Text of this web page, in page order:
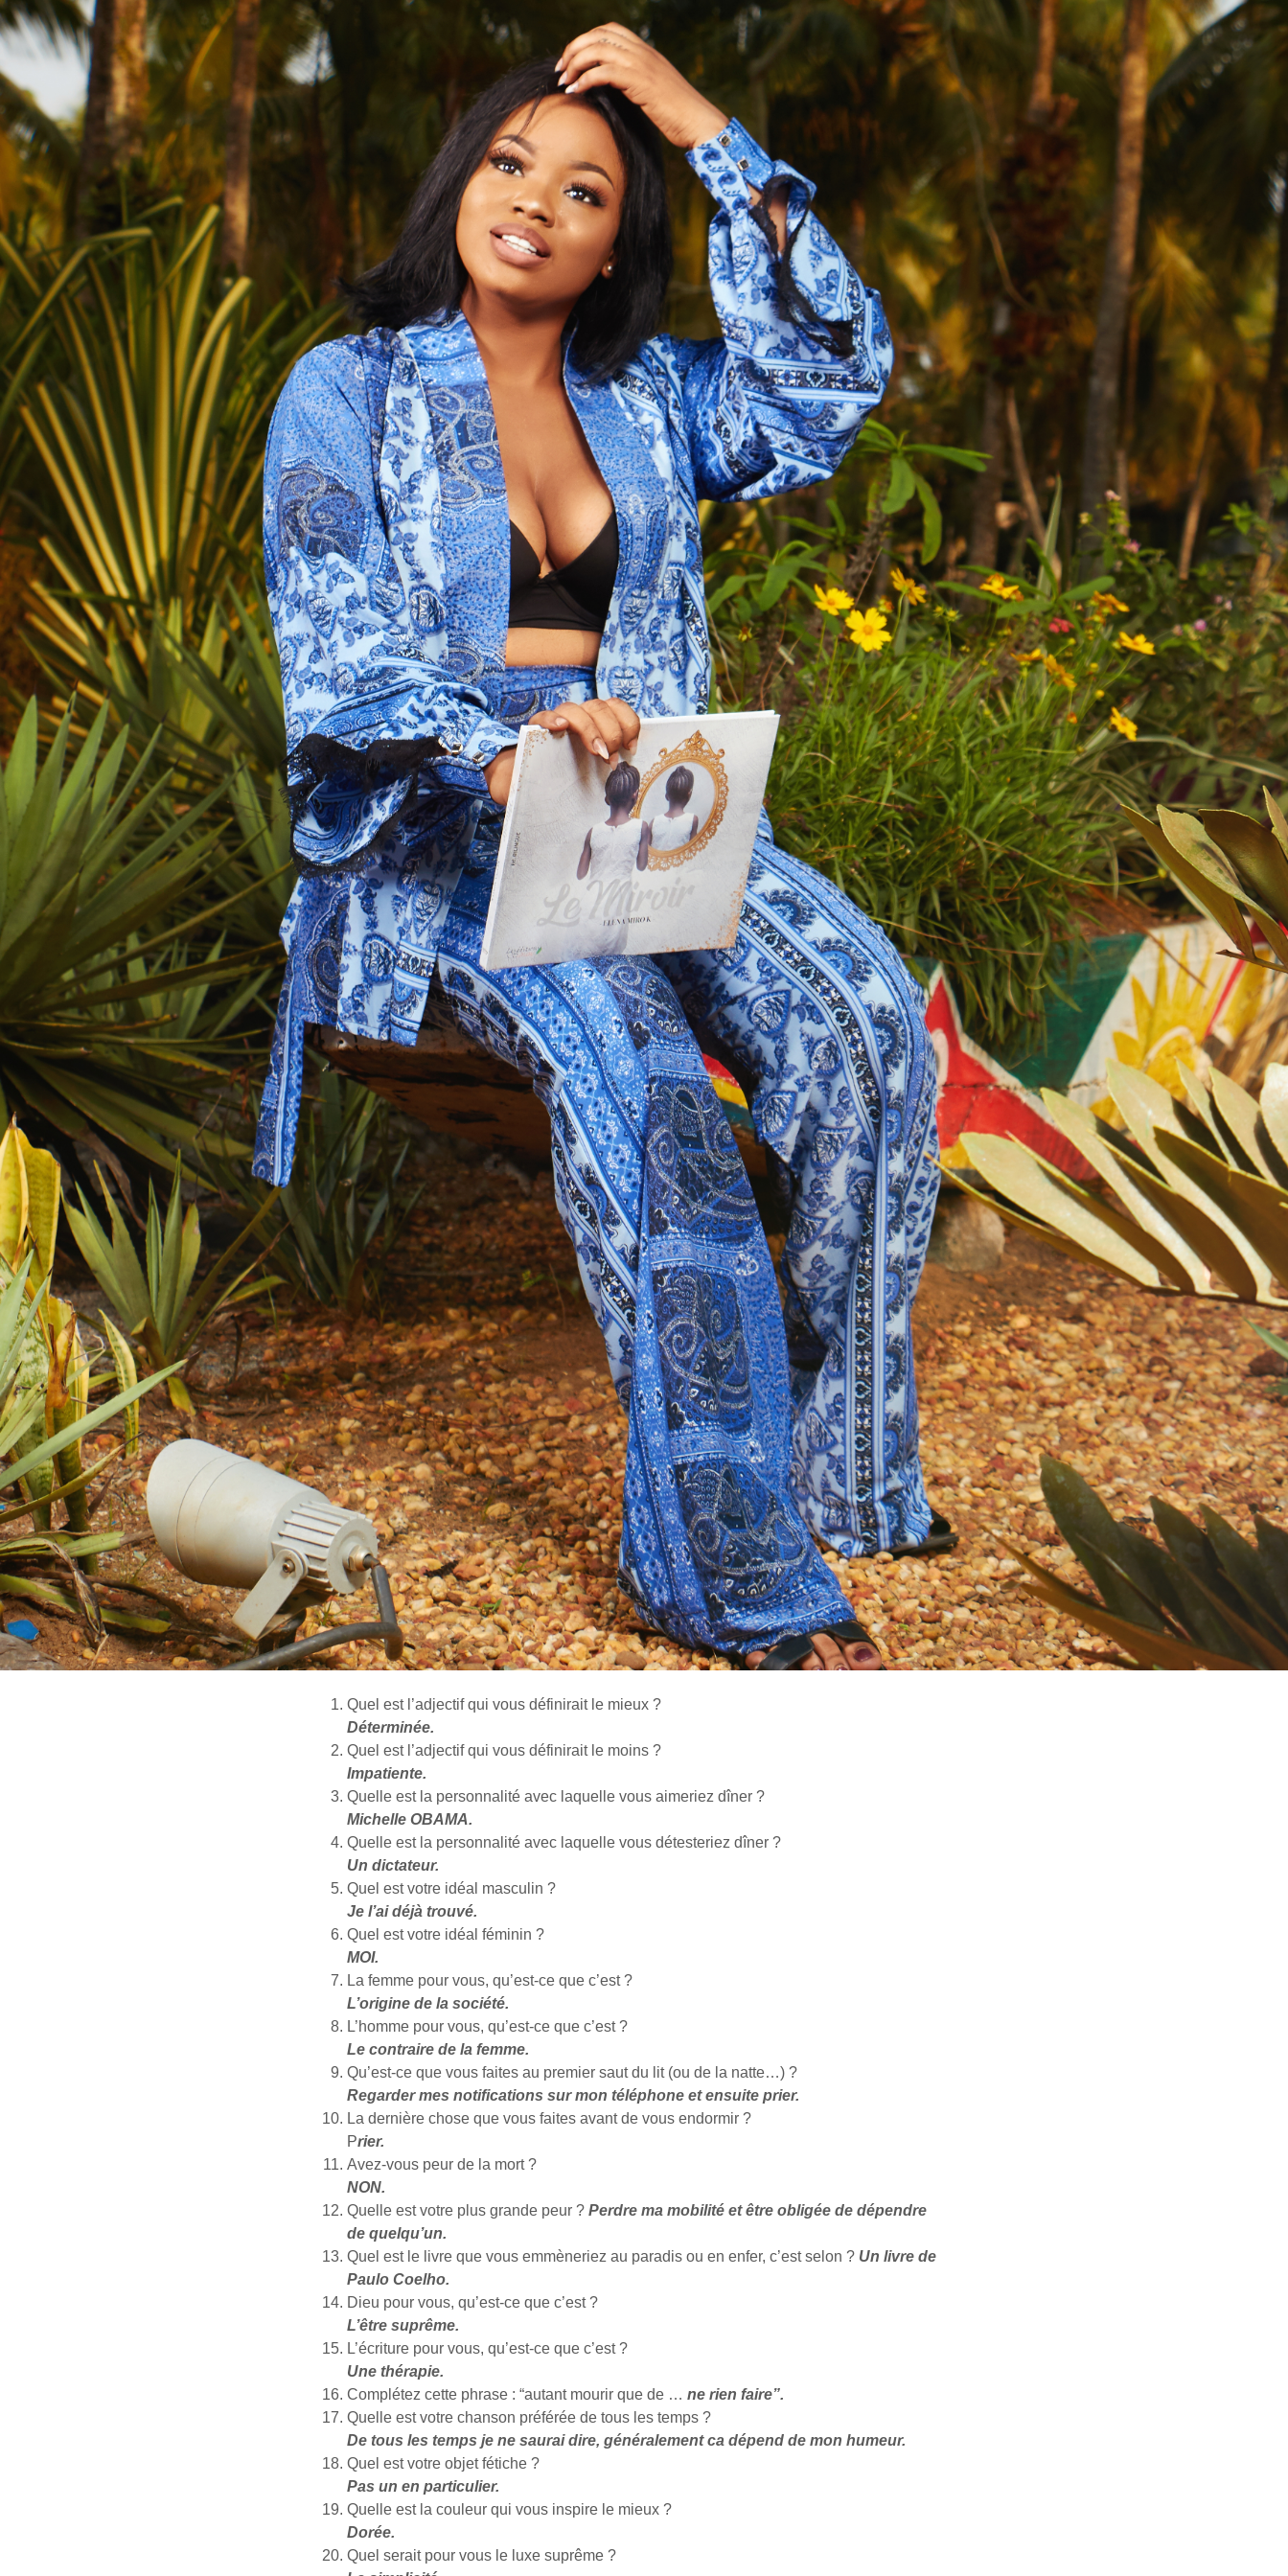
Quel est l’adjectif qui vous définirait le mieux ?
Déterminée.
Quel est l’adjectif qui vous définirait le moins ?
Impatiente.
Quelle est la personnalité avec laquelle vous aimeriez dîner ?
Michelle OBAMA.
Quelle est la personnalité avec laquelle vous détesteriez dîner ?
Un dictateur.
Quel est votre idéal masculin ?
Je l’ai déjà trouvé.
Quel est votre idéal féminin ?
MOI.
La femme pour vous, qu’est-ce que c’est ?
L’origine de la société.
L’homme pour vous, qu’est-ce que c’est ?
Le contraire de la femme.
Qu’est-ce que vous faites au premier saut du lit (ou de la natte…) ?
Regarder mes notifications sur mon téléphone et ensuite prier.
La dernière chose que vous faites avant de vous endormir ?
Prier.
Avez-vous peur de la mort ?
NON.
Quelle est votre plus grande peur ? Perdre ma mobilité et être obligée de dépendre
de quelqu’un.
Quel est le livre que vous emmèneriez au paradis ou en enfer, c’est selon ? Un livre de
Paulo Coelho.
Dieu pour vous, qu’est-ce que c’est ?
L’être suprême.
L’écriture pour vous, qu’est-ce que c’est ?
Une thérapie.
Complétez cette phrase : “autant mourir que de … ne rien faire”.
Quelle est votre chanson préférée de tous les temps ?
De tous les temps je ne saurai dire, généralement ca dépend de mon humeur.
Quel est votre objet fétiche ?
Pas un en particulier.
Quelle est la couleur qui vous inspire le mieux ?
Dorée.
Quel serait pour vous le luxe suprême ?